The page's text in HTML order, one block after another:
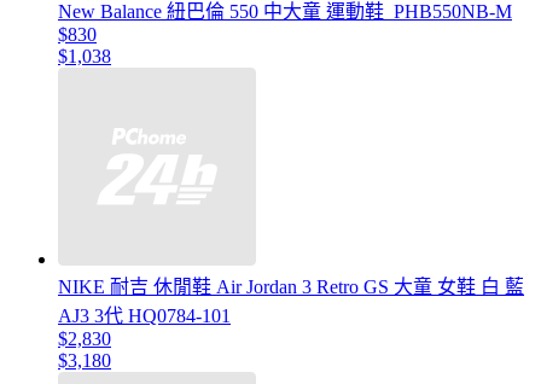
New Balance 紐巴倫 550 中大童 運動鞋_PHB550NB-M
$830
$1,038
NIKE 耐吉 休閒鞋 Air Jordan 3 Retro GS 大童 女鞋 白 藍
AJ3 3代 HQ0784-101
$2,830
$3,180